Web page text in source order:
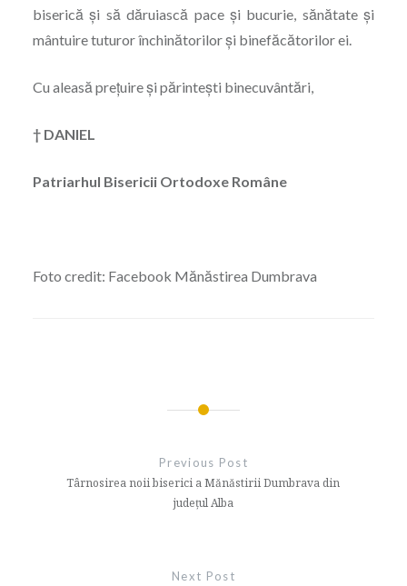
biserică şi să dăruiască pace şi bucurie, sănătate şi
mântuire tuturor închinătorilor şi binefăcătorilor ei.
Cu aleasă preţuire şi părinteşti binecuvântări,
† DANIEL
Patriarhul Bisericii Ortodoxe Române
Foto credit: Facebook Mănăstirea Dumbrava
articole
Previous Post
Târnosirea noii biserici a Mănăstirii Dumbrava din
județul Alba
Next Post